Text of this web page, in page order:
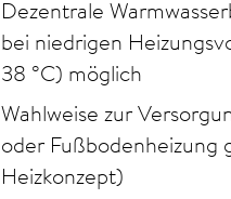
Dezentrale
bei niedrigen
38 °C) möglich
Wahlweise zur
oder Fußbodenheizung
Heizkonzept)